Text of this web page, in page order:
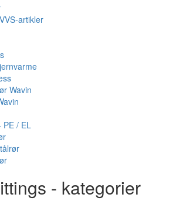
artikler
Wavin
PE / EL
- kategorier